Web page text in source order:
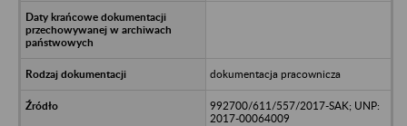
dokumentacja pracownicza
992700/611/557/2017-SAK; UNP:
2017-00064009